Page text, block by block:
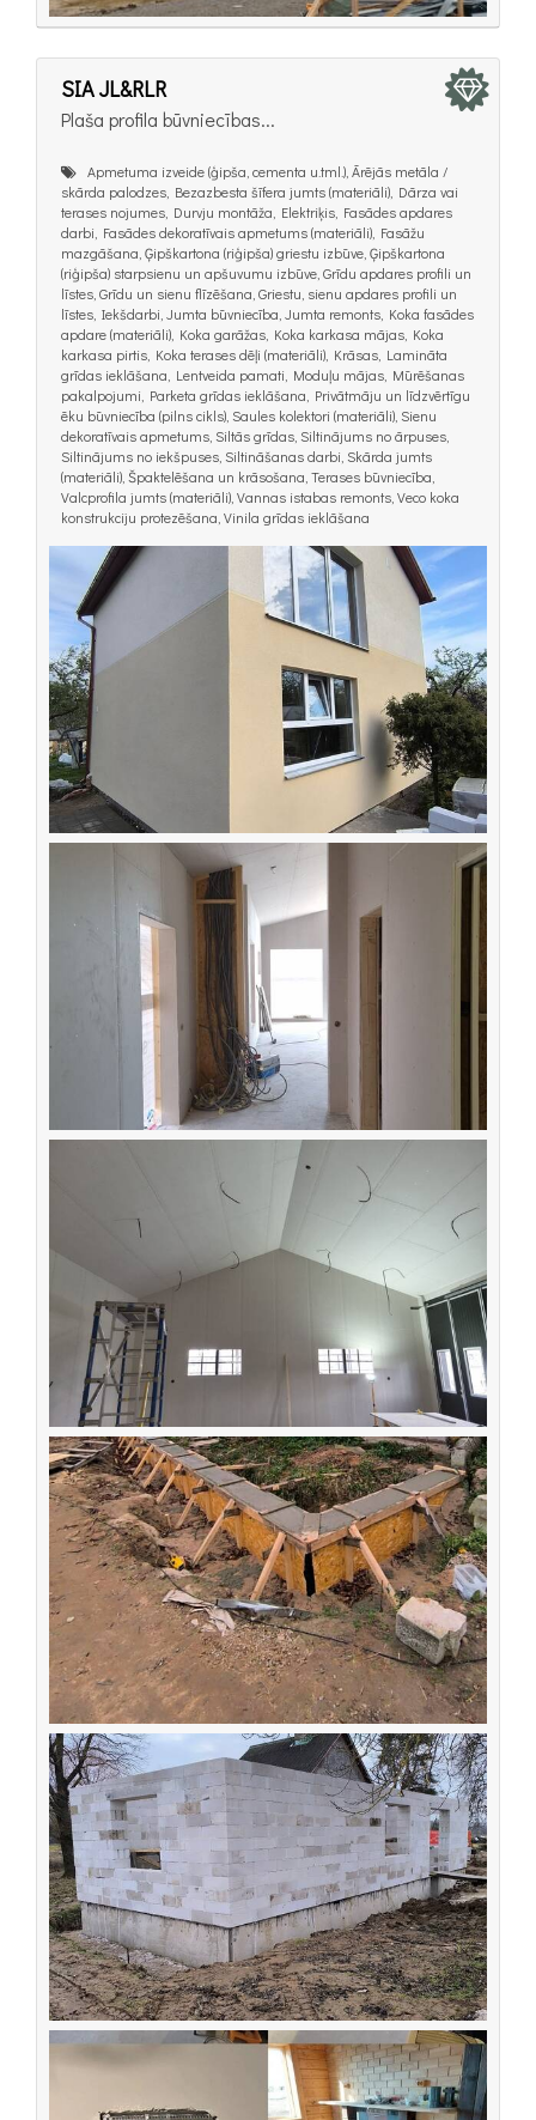
SIA JL&RLR
Plaša profila būvniecības...
Apmetuma izveide (ģipša, cementa u.tml.), Ārējās metāla /
skārda palodzes, Bezazbesta šīfera jumts (materiāli), Dārza vai
terases nojumes, Durvju montāža, Elektriķis, Fasādes apdares
darbi, Fasādes dekoratīvais apmetums (materiāli), Fasāžu
mazgāšana, Ģipškartona (riģipša) griestu izbūve, Ģipškartona
(riģipša) starpsienu un apšuvumu izbūve, Grīdu apdares profili un
līstes, Grīdu un sienu flīzēšana, Griestu, sienu apdares profili un
līstes, Iekšdarbi, Jumta būvniecība, Jumta remonts, Koka fasādes
apdare (materiāli), Koka garāžas, Koka karkasa mājas, Koka
karkasa pirtis, Koka terases dēļi (materiāli), Krāsas, Lamināta
grīdas ieklāšana, Lentveida pamati, Moduļu mājas, Mūrēšanas
pakalpojumi, Parketa grīdas ieklāšana, Privātmāju un līdzvērtīgu
ēku būvniecība (pilns cikls), Saules kolektori (materiāli), Sienu
dekoratīvais apmetums, Siltās grīdas, Siltinājums no ārpuses,
Siltinājums no iekšpuses, Siltināšanas darbi, Skārda jumts
(materiāli), Špaktelēšana un krāsošana, Terases būvniecība,
Valcprofila jumts (materiāli), Vannas istabas remonts, Veco koka
konstrukciju protezēšana, Vinila grīdas ieklāšana